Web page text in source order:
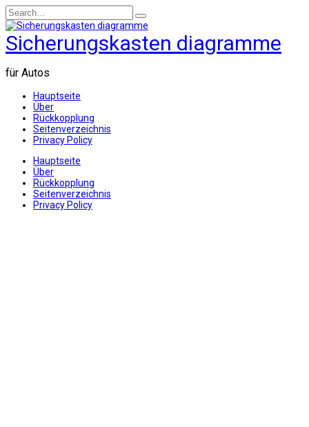
Skip
to
content
Search
for:
Sicherungskasten diagramme
für Autos
Hauptseite
Über
Rückkopplung
Seitenverzeichnis
Privacy Policy
Hauptseite
Über
Rückkopplung
Seitenverzeichnis
Privacy Policy